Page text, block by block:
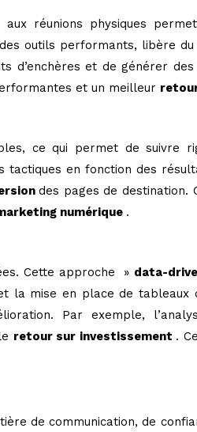
réunions physiques
outils performants, libère
d’enchères et de générer
et un meilleur
ce qui permet de suivre
en fonction des
des pages de destination.
numérique .
Cette approche » data-
la mise en place de
Par exemple,
retour sur investissement .
de communication, de